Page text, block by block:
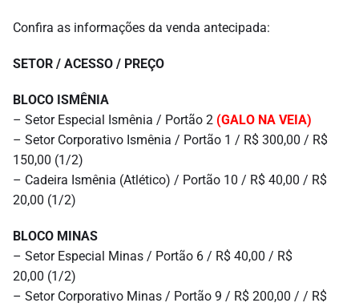
Confira as informações da venda antecipada:
SETOR / ACESSO / PREÇO
BLOCO ISMÊNIA
– Setor Especial Ismênia / Portão 2 (GALO NA VEIA)
– Setor Corporativo Ismênia / Portão 1 / R$ 300,00 / R$
150,00 (1/2)
– Cadeira Ismênia (Atlético) / Portão 10 / R$ 40,00 / R$
20,00 (1/2)
BLOCO MINAS
– Setor Especial Minas / Portão 6 / R$ 40,00 / R$
20,00 (1/2)
– Setor Corporativo Minas / Portão 9 / R$ 200,00 / / R$